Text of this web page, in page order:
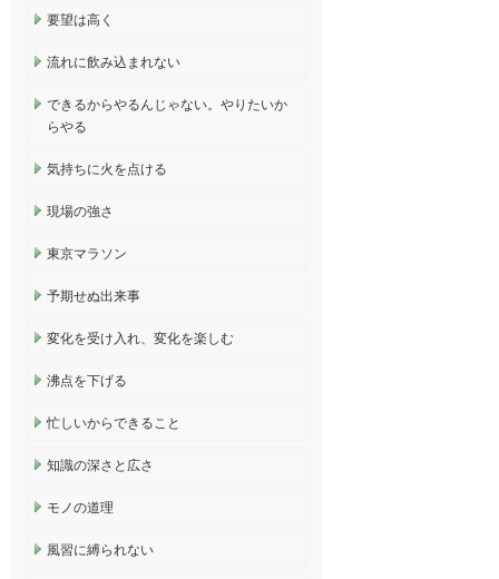
要望は高く
流れに飲み込まれない
できるからやるんじゃない。やりたいか
らやる
気持ちに火を点ける
現場の強さ
東京マラソン
予期せぬ出来事
変化を受け入れ、変化を楽しむ
沸点を下げる
忙しいからできること
知識の深さと広さ
モノの道理
風習に縛られない